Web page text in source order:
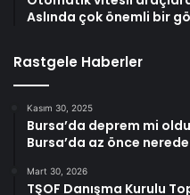
Aslında çok önemli bir
Rastgele Haberler
Kasım 30, 2025
Bursa’da deprem mi
Bursa’da az önce
Mart 30, 2026
TŞOF Danışma Kurulu